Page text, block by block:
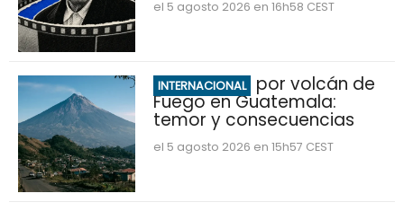
el 5 agosto 2026 en 16h58 CEST
INTERNACIONAL
Evacuación por volcán de
Fuego en Guatemala:
temor y consecuencias
el 5 agosto 2026 en 15h57 CEST